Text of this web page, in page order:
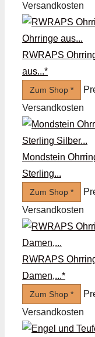
Versandkosten
RWRAPS
aus...*
Zum Shop *
Versandkosten
Mondstein
Sterling...
Zum Shop *
Versandkosten
RWRAPS
Damen,...*
Zum Shop *
Versandkosten